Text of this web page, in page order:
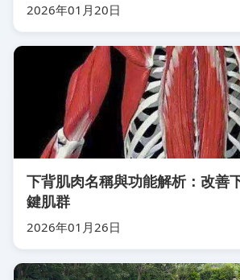
2026年01月20日
下背肌肉名稱與功能解析：改善
鍵肌群
2026年01月26日